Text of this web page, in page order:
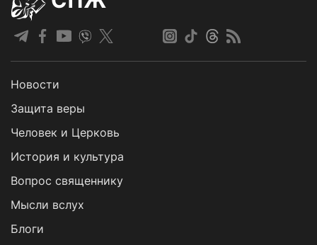
Новости
Защита веры
Человек и Церковь
История и культура
Вопрос священнику
Мысли вслух
Блоги